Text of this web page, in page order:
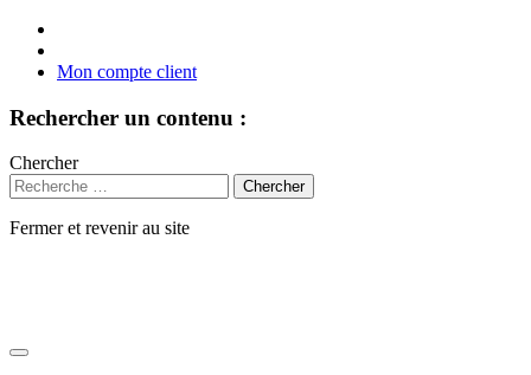
Mon compte client
Rechercher un contenu :
Chercher
Fermer et revenir au site